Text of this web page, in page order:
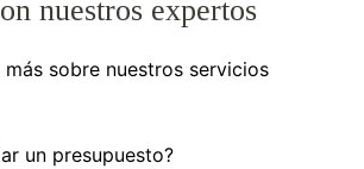
nuestros expertos
más sobre nuestros servicios
un presupuesto?